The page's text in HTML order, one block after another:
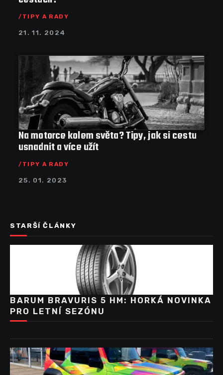
TIPY A RADY
21. 11. 2024
Na motorce kolem světa? Tipy, jak si cestu
usnadnit a více užít
TIPY A RADY
25. 01. 2023
STARŠÍ ČLÁNKY
BARUM BRAVURIS 5 HM: HORKÁ NOVINKA
PRO LETNÍ SEZÓNU